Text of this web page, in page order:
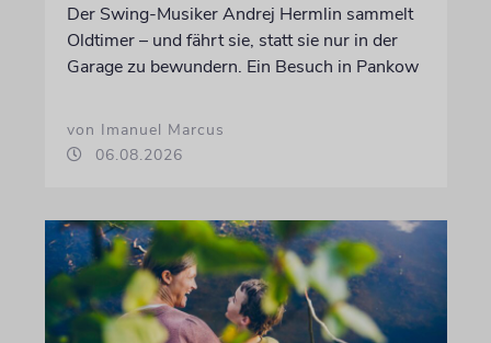
Der Swing-Musiker Andrej Hermlin sammelt
Oldtimer – und fährt sie, statt sie nur in der
Garage zu bewundern. Ein Besuch in Pankow
von Imanuel Marcus
06.08.2026